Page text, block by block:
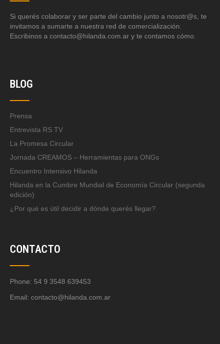
Si querés colaborar y ser parte del cambio junto a nosotr@s, te
invitamos a sumarte a nuestra red de comercialización.
Escribinos a contacto@hilanda.com.ar y te contamos cómo.
BLOG
Prensa
Entrevista RS TV
La Promesa Circular
Jornada CREAMOS – Herramientas para ONGs
Encuentro Intensivo Hilanda
Hilanda en la Cumbre Mundial de Economía Circular (segunda
edición)
¿Por qué es útil decidir a dónde querés llegar?
CONTACTO
Phone: 54 9 3548 639453
Email: contacto@hilanda.com.ar